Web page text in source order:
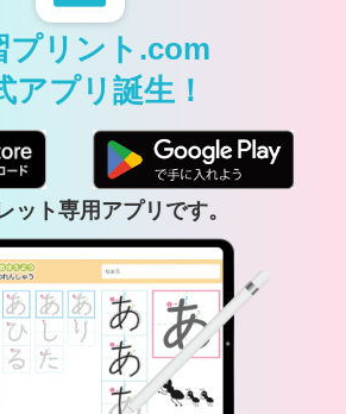
プリント.com
アプリ誕生！
ット専用アプリです。